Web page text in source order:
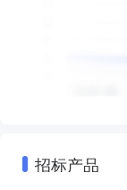
招标产品